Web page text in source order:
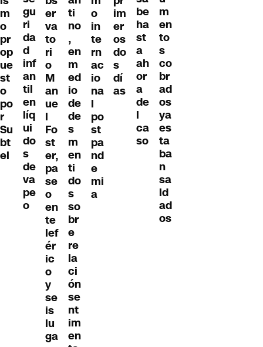
m
o
pr
op
ue
st
o
po
r
Su
bt
el
gu
ri
da
d
inf
an
til
en
líq
ui
do
s
de
va
pe
o
er
va
to
ri
o
M
an
ue
l
Fo
st
er,
pa
se
o
en
te
lef
ér
ic
o
y
se
is
lu
ga
ti
no
,
en
m
ed
io
de
de
s
m
en
ti
do
s
so
br
e
re
la
ci
ón
se
nt
im
en
o
in
te
rn
ac
io
na
l
po
st
pa
nd
e
mi
a
im
er
os
do
s
dí
as
be
ha
st
a
ah
or
a
de
l
ca
so
m
en
to
s
co
br
ad
os
ya
es
ta
ba
n
sa
ld
ad
os